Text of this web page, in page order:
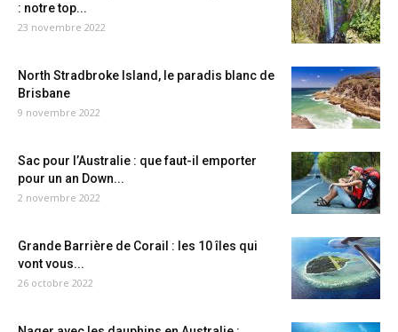
: notre top...
23 novembre 2022
North Stradbroke Island, le paradis blanc de
Brisbane
9 novembre 2022
Sac pour l’Australie : que faut-il emporter
pour un an Down...
2 novembre 2022
Grande Barrière de Corail : les 10 îles qui
vont vous...
26 octobre 2022